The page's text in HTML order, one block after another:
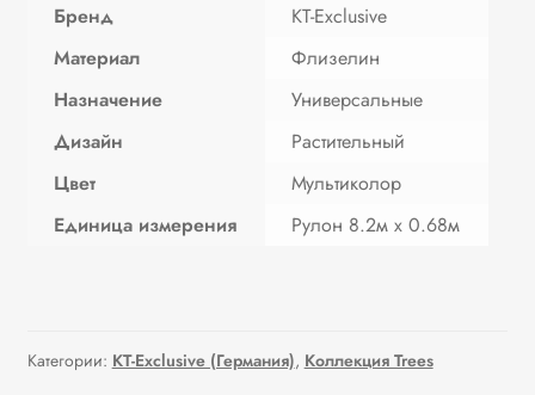
Категории: KT-Exclusive (Германия), Коллекция Trees
Бренд
KT-Exclusive
Материал
Флизелин
Назначение
Универсальные
Дизайн
Растительный
Цвет
Мультиколор
Единица измерения
Рулон 8.2м х 0.68м